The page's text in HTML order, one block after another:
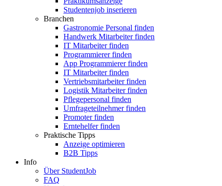
Studentenjob inserieren
Branchen
Gastronomie Personal finden
Handwerk Mitarbeiter finden
IT Mitarbeiter finden
Programmierer finden
App Programmierer finden
IT Mitarbeiter finden
Vertriebsmitarbeiter finden
Logistik Mitarbeiter finden
Pflegepersonal finden
Umfrageteilnehmer finden
Promoter finden
Erntehelfer finden
Praktische Tipps
Anzeige optimieren
B2B Tipps
Info
Über StudentJob
FAQ